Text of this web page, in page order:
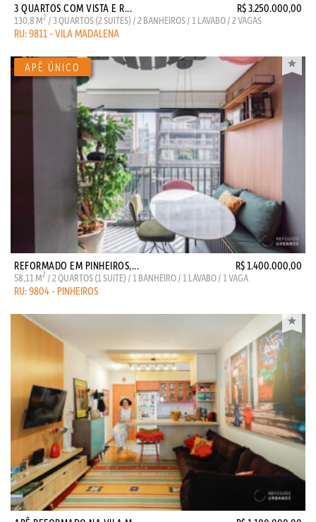
3 QUARTOS COM VISTA E R... R$ 3.250.000,00
130,8 M2 / 3 QUARTOS (2 SUITES) / 2 BANHEIROS / 1 LAVABO / 2 VAGAS
RU: 9811 - VILA MADALENA
REFORMADO EM PINHEIROS,... R$ 1.400.000,00
58,11 M2 / 2 QUARTOS (1 SUITE) / 1 BANHEIRO / 1 LAVABO / 1 VAGA
RU: 9804 - PINHEIROS